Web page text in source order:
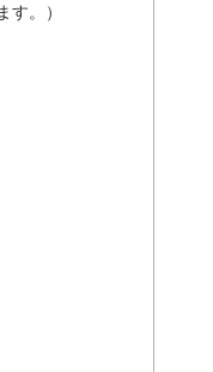
す。）